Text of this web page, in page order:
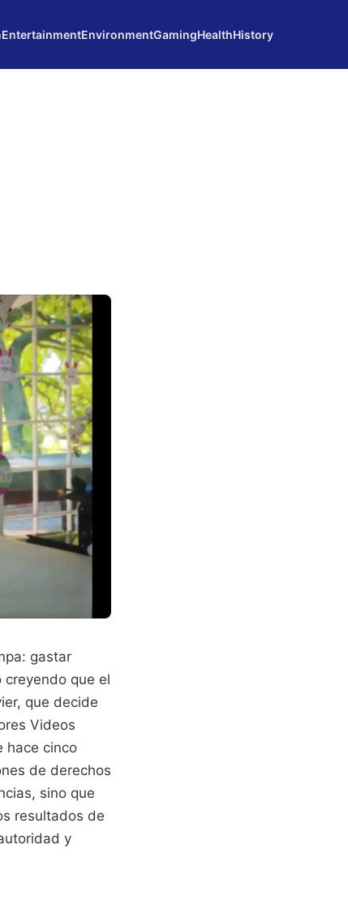
EntertainmentEnvironmentGamingHealthHistory
gastar
que el
que decide
Videos
hace cinco
de derechos
sino que
resultados de
y